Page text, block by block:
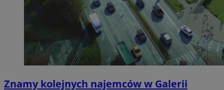
Znamy kolejnych najemców w Galerii